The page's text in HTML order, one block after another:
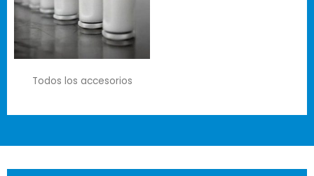
Todos los accesorios